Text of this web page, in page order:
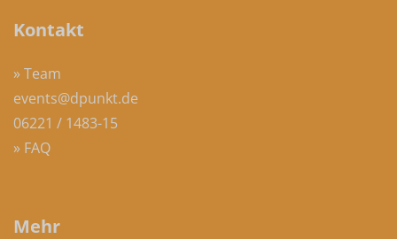
Kontakt
» Team
events@dpunkt.de
06221 / 1483-15
» FAQ
Mehr